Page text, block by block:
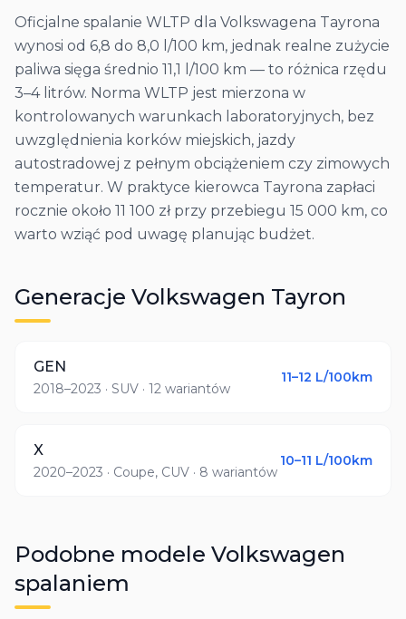
Oficjalne spalanie WLTP dla Volkswagena Tayrona
wynosi od 6,8 do 8,0 l/100 km, jednak realne zużycie
paliwa sięga średnio 11,1 l/100 km — to różnica rzędu
3–4 litrów. Norma WLTP jest mierzona w
kontrolowanych warunkach laboratoryjnych, bez
uwzględnienia korków miejskich, jazdy
autostradowej z pełnym obciążeniem czy zimowych
temperatur. W praktyce kierowca Tayrona zapłaci
rocznie około 11 100 zł przy przebiegu 15 000 km, co
warto wziąć pod uwagę planując budżet.
Generacje Volkswagen Tayron
GEN
2018–2023 · SUV · 12 wariantów
11–12 L/100km
X
2020–2023 · Coupe, CUV · 8 wariantów
10–11 L/100km
Podobne modele Volkswagen
spalaniem